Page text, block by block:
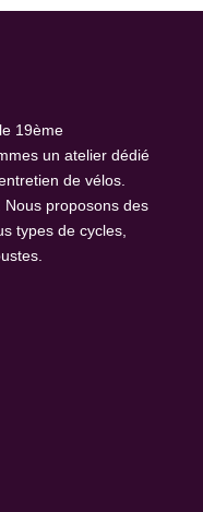
19ème
un atelier dédié
de vélos.
proposons des
types de cycles,